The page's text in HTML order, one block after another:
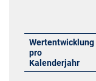
Wertentwicklung
pro
Kalenderjahr